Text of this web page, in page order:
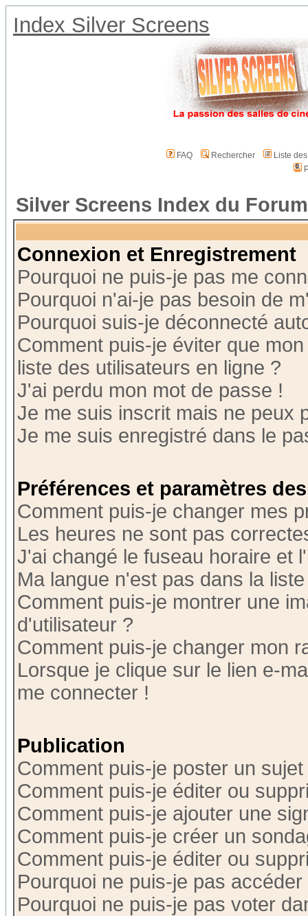
Index Silver Screens
FAQ Rechercher
Liste
Silver Screens Index du Forum
Connexion et Enregistrement
Pourquoi ne puis-je pas me
Pourquoi n'ai-je pas besoin de
Pourquoi suis-je déconnecté
Comment puis-je éviter que
liste des utilisateurs en ligne ?
J'ai perdu mon mot de passe !
Je me suis inscrit mais ne peux
Je me suis enregistré dans le
Préférences et paramètres
Comment puis-je changer mes
Les heures ne sont pas
J'ai changé le fuseau horaire et
Ma langue n'est pas dans la
Comment puis-je montrer une
d'utilisateur ?
Comment puis-je changer mon
Lorsque je clique sur le lien e-
me connecter !
Publication
Comment puis-je poster un
Comment puis-je éditer ou
Comment puis-je ajouter une
Comment puis-je créer un
Comment puis-je éditer ou
Pourquoi ne puis-je pas
Pourquoi ne puis-je pas voter